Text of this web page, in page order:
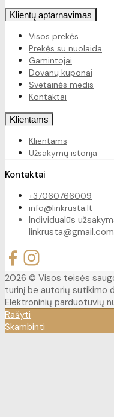
Klientų aptarnavimas
Visos prekės
Prekės su nuolaida
Gamintojai
Dovanų kuponai
Svetainės medis
Kontaktai
Klientams
Klientams
Užsakymų istorija
Kontaktai
+37060766009
info@linkrusta.lt
Individualūs
linkrusta@gmail.com
2026 © Visos teisės
turinį be autorių sutikimo
Elektroninių parduotuvių
Rašyti
Skambinti